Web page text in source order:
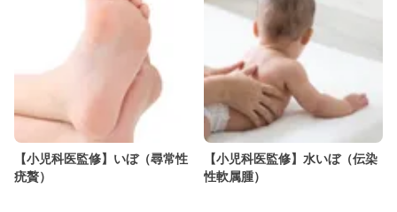
【小児科医監修】いぼ（尋常性
疣贅）
【小児科医監修】水いぼ（伝染
性軟属腫）